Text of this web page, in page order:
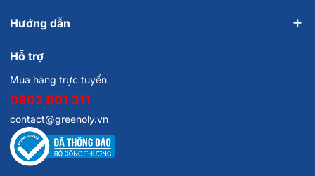
Hướng dẫn
Hỗ trợ
Mua hàng trực tuyến
0902 801 311
contact@greenoly.vn